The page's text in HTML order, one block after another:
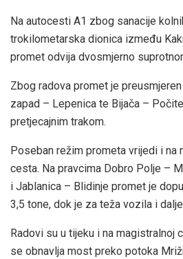
Na autocesti A1 zbog sanacije
trokilometarska dionica između
promet odvija dvosmjerno
Zbog radova promet je
zapad – Lepenica te Bijača –
pretjecajnim trakom.
Poseban režim prometa vrijedi i na
cesta. Na pravcima Dobro Polje –
i Jablanica – Blidinje promet je
3,5 tone, dok je za teža vozila i
Radovi su u tijeku i na magistralnoj
se obnavlja most preko potoka